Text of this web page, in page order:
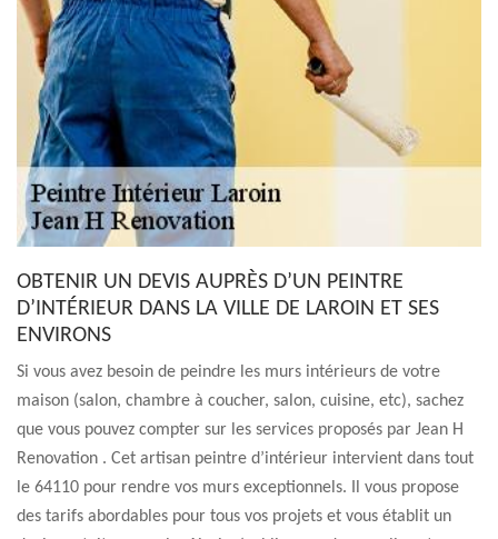
OBTENIR UN DEVIS AUPRÈS D’UN PEINTRE
D’INTÉRIEUR DANS LA VILLE DE LAROIN ET SES
ENVIRONS
Si vous avez besoin de peindre les murs intérieurs de votre
maison (salon, chambre à coucher, salon, cuisine, etc), sachez
que vous pouvez compter sur les services proposés par Jean H
Renovation . Cet artisan peintre d’intérieur intervient dans tout
le 64110 pour rendre vos murs exceptionnels. Il vous propose
des tarifs abordables pour tous vos projets et vous établit un